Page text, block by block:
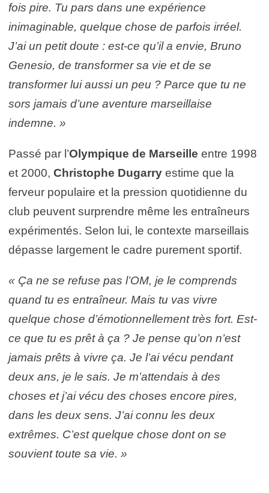
fois pire. Tu pars dans une expérience
inimaginable, quelque chose de parfois irréel.
J’ai un petit doute : est-ce qu’il a envie, Bruno
Genesio, de transformer sa vie et de se
transformer lui aussi un peu ? Parce que tu ne
sors jamais d’une aventure marseillaise
indemne. »
Passé par l’Olympique de Marseille entre 1998
et 2000, Christophe Dugarry estime que la
ferveur populaire et la pression quotidienne du
club peuvent surprendre même les entraîneurs
expérimentés. Selon lui, le contexte marseillais
dépasse largement le cadre purement sportif.
« Ça ne se refuse pas l’OM, je le comprends
quand tu es entraîneur. Mais tu vas vivre
quelque chose d’émotionnellement très fort. Est-
ce que tu es prêt à ça ? Je pense qu’on n’est
jamais prêts à vivre ça. Je l’ai vécu pendant
deux ans, je le sais. Je m’attendais à des
choses et j’ai vécu des choses encore pires,
dans les deux sens. J’ai connu les deux
extrêmes. C’est quelque chose dont on se
souvient toute sa vie. »